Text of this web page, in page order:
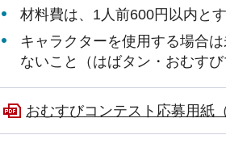
材料費は、1人前600円以内と
キャラクターを使用する場合
ないこと（はばタン・おむすび
おむすびコンテスト応募用紙